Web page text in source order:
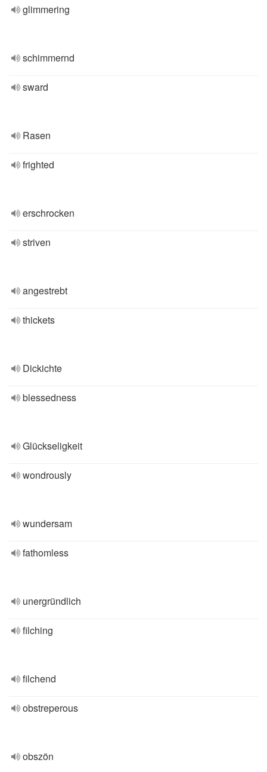
glimmering
schimmernd
sward
Rasen
frighted
erschrocken
striven
angestrebt
thickets
Dickichte
blessedness
Glückseligkeit
wondrously
wundersam
fathomless
unergründlich
filching
filchend
obstreperous
obszön